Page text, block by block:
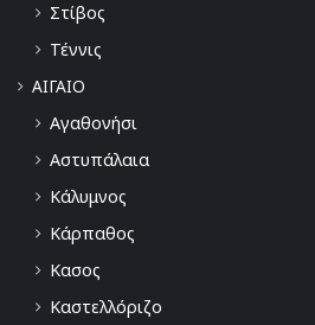
Στίβος
Τέννις
ΑΙΓΑΙΟ
Αγαθονήσι
Αστυπάλαια
Κάλυμνος
Κάρπαθος
Κασος
Καστελλόριζο